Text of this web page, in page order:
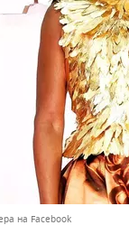
на Facebook